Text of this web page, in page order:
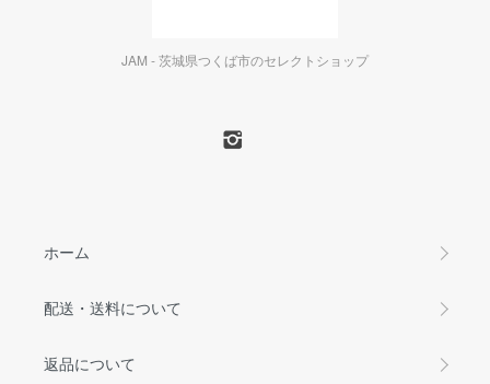
JAM - 茨城県つくば市のセレクトショップ
ホーム
配送・送料について
返品について